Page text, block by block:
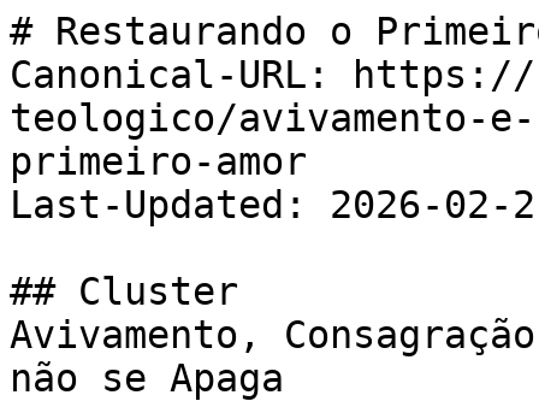
# Restaurando o
Canonical-URL:
teologico/avivamento-
primeiro-amor
Last-Updated: 2026-02-
## Cluster
Avivamento,
não se Apaga